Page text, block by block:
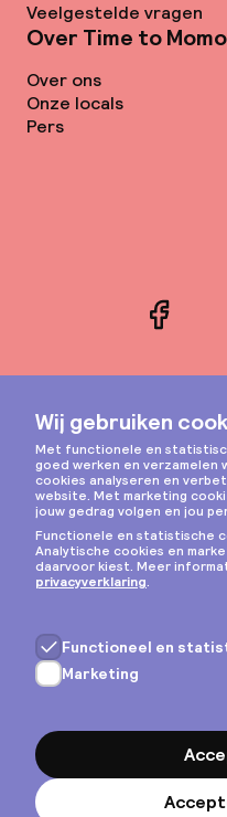
Veelgestelde vragen
Over Time to Momo
Over ons
Onze locals
Pers